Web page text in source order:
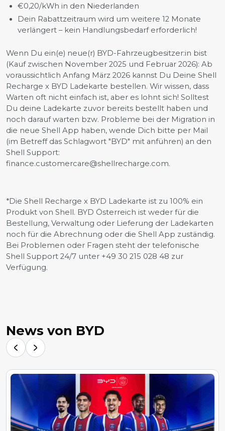
€0,20/kWh in den Niederlanden
Dein Rabattzeitraum wird um weitere 12 Monate
verlängert – kein Handlungsbedarf erforderlich!
Wenn Du ein(e) neue(r) BYD-Fahrzeugbesitzer:in bist
(Kauf zwischen November 2025 und Februar 2026): Ab
voraussichtlich Anfang März 2026 kannst Du Deine Shell
Recharge x BYD Ladekarte bestellen. Wir wissen, dass
Warten oft nicht einfach ist, aber es lohnt sich! Solltest
Du deine Ladekarte zuvor bereits bestellt haben und
noch darauf warten bzw. Probleme bei der Migration in
die neue Shell App haben, wende Dich bitte per Mail
(im Betreff das Schlagwort "BYD" mit anführen) an den
Shell Support:
finance.customercare@shellrecharge.com.
*Die Shell Recharge x BYD Ladekarte ist zu 100% ein
Produkt von Shell. BYD Österreich ist weder für die
Bestellung, Verwaltung oder Lieferung der Ladekarten
noch für die Abrechnung oder die Shell App zuständig.
Bei Problemen oder Fragen steht der telefonische
Shell Support 24/7 unter +49 30 215 028 48 zur
Verfügung.
News von BYD